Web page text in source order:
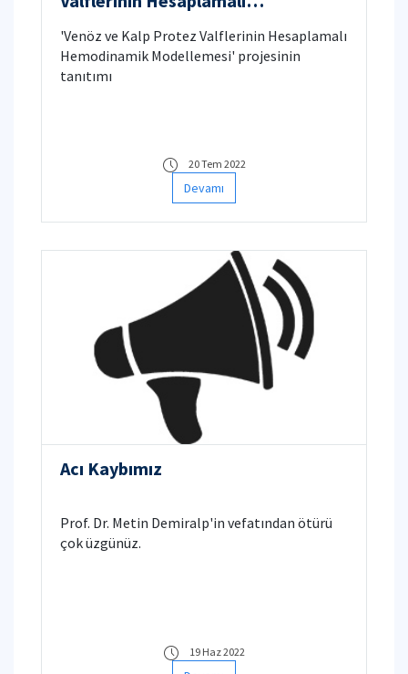
'Venöz ve Kalp Protez Valflerinin Hesaplamalı
Hemodinamik Modellemesi' projesinin
tanıtımı
20 Tem 2022
Devamı
Acı Kaybımız
Prof. Dr. Metin Demiralp'in vefatından ötürü
çok üzgünüz.
19 Haz 2022